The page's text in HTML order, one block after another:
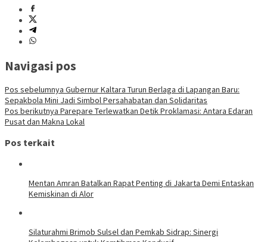
Navigasi pos
Pos sebelumnya Gubernur Kaltara Turun Berlaga di Lapangan Baru:
Sepakbola Mini Jadi Simbol Persahabatan dan Solidaritas
Pos berikutnya Parepare Terlewatkan Detik Proklamasi: Antara Edaran
Pusat dan Makna Lokal
Pos terkait
Mentan Amran Batalkan Rapat Penting di Jakarta Demi Entaskan
Kemiskinan di Alor
Silaturahmi Brimob Sulsel dan Pemkab Sidrap: Sinergi